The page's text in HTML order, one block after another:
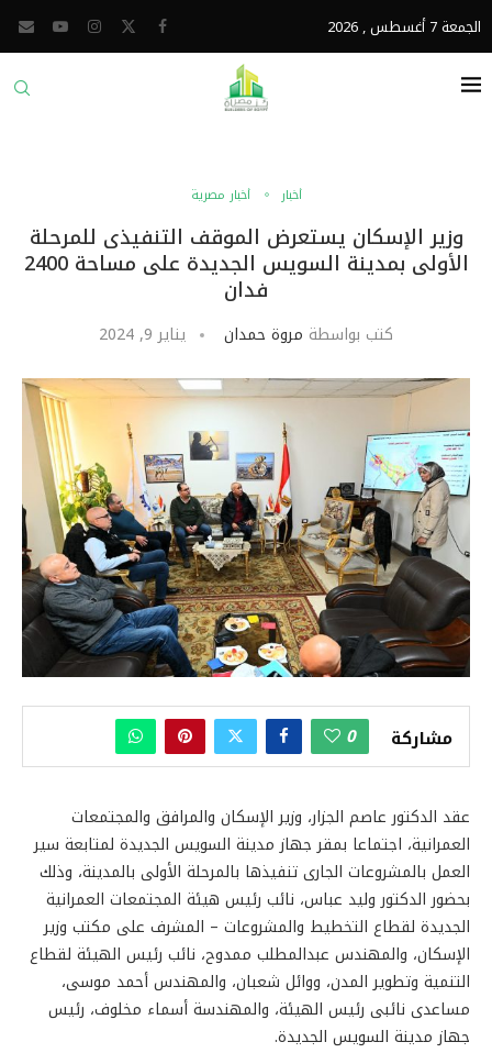
الجمعة 7 أغسطس , 2026
أخبار أخبار مصرية
وزير الإسكان يستعرض الموقف التنفيذى للمرحلة
الأولى بمدينة السويس الجديدة على مساحة 2400
فدان
كتب بواسطة مروة حمدان يناير 9, 2024
مشاركة 0
عقد الدكتور عاصم الجزار، وزير الإسكان والمرافق والمجتمعات
العمرانية، اجتماعا بمقر جهاز مدينة السويس الجديدة لمتابعة سير
العمل بالمشروعات الجارى تنفيذها بالمرحلة الأولى بالمدينة، وذلك
بحضور الدكتور وليد عباس، نائب رئيس هيئة المجتمعات العمرانية
الجديدة لقطاع التخطيط والمشروعات – المشرف على مكتب وزير
الإسكان، والمهندس عبدالمطلب ممدوح، نائب رئيس الهيئة لقطاع
التنمية وتطوير المدن، ووائل شعبان، والمهندس أحمد موسى،
مساعدى نائبى رئيس الهيئة، والمهندسة أسماء مخلوف، رئيس
جهاز مدينة السويس الجديدة.